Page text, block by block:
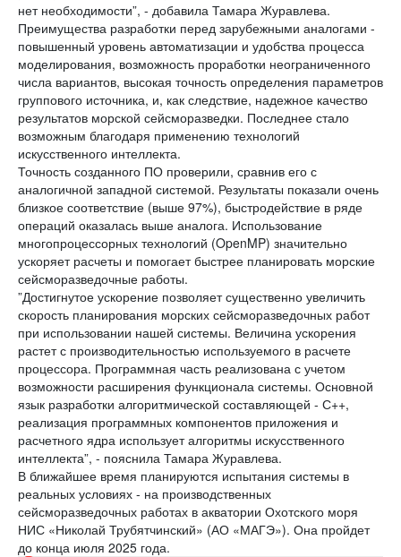
нет необходимости”, - добавила Тамара Журавлева.
Преимущества разработки перед зарубежными аналогами -
повышенный уровень автоматизации и удобства процесса
моделирования, возможность проработки неограниченного
числа вариантов, высокая точность определения параметров
группового источника, и, как следствие, надежное качество
результатов морской сейсморазведки. Последнее стало
возможным благодаря применению технологий
искусственного интеллекта.
Точность созданного ПО проверили, сравнив его с
аналогичной западной системой. Результаты показали очень
близкое соответствие (выше 97%), быстродействие в ряде
операций оказалась выше аналога. Использование
многопроцессорных технологий (OpenMP) значительно
ускоряет расчеты и помогает быстрее планировать морские
сейсморазведочные работы.
”Достигнутое ускорение позволяет существенно увеличить
скорость планирования морских сейсморазведочных работ
при использовании нашей системы. Величина ускорения
растет с производительностью используемого в расчете
процессора. Программная часть реализована с учетом
возможности расширения функционала системы. Основной
язык разработки алгоритмической составляющей - С++,
реализация программных компонентов приложения и
расчетного ядра использует алгоритмы искусственного
интеллекта”, - пояснила Тамара Журавлева.
В ближайшее время планируются испытания системы в
реальных условиях - на производственных
сейсморазведочных работах в акватории Охотского моря
НИС «Николай Трубятчинский» (АО «МАГЭ»). Она пройдет
до конца июля 2025 года.